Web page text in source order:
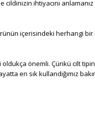
ihtiyacını
içerisindeki herhangi
önemli. Çünkü cilt
en sık kullandığımız